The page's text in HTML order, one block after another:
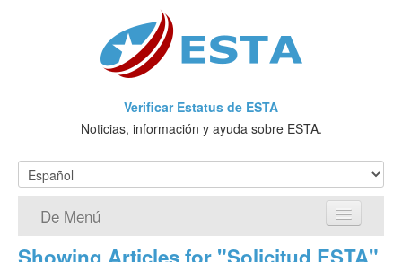
Verificar Estatus de ESTA
Noticias, información y ayuda sobre ESTA.
De Menú
Página de inicio